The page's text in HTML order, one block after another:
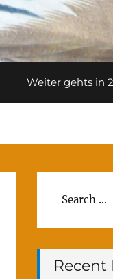
Weiter gehts in
Search
for:
Recent